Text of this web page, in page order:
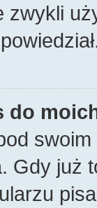
zwykli
do
Gdy już